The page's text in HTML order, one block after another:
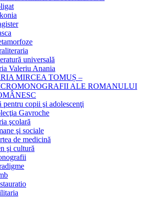
universală
Valeriu Anania
MIRCEA TOMUȘ –
ALE ROMANULUI
pentru copii şi adolescenţi
Gavroche
şcolară
şi sociale
de medicină
şi cultură